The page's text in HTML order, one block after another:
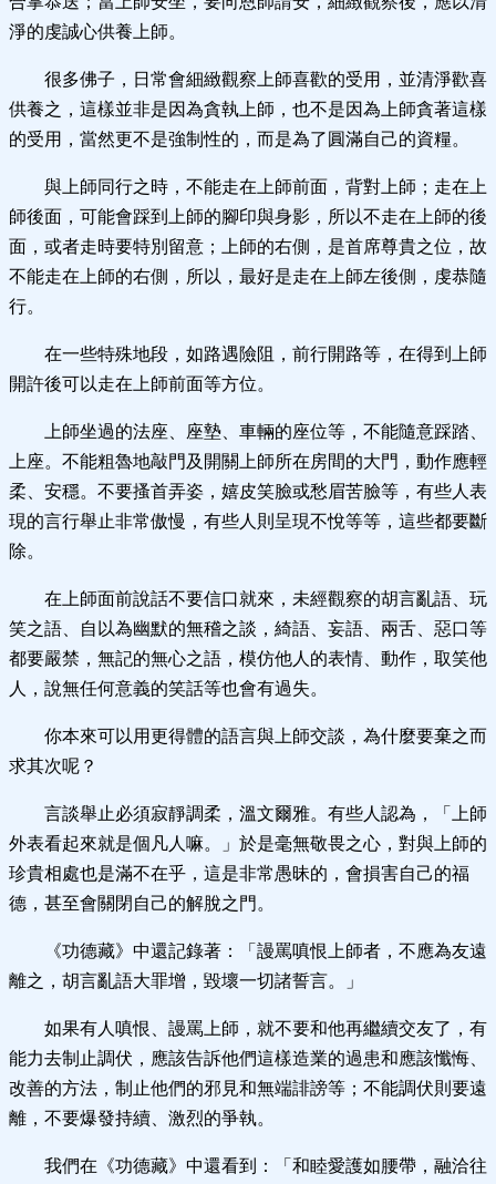
淨的虔誠心供養上師。
很多佛子，日常會細緻觀察上師喜歡的受用，並清淨歡喜
供養之，這樣並非是因為貪執上師，也不是因為上師貪著這樣
的受用，當然更不是強制性的，而是為了圓滿自己的資糧。
與上師同行之時，不能走在上師前面，背對上師；走在上
師後面，可能會踩到上師的腳印與身影，所以不走在上師的後
面，或者走時要特別留意；上師的右側，是首席尊貴之位，故
不能走在上師的右側，所以，最好是走在上師左後側，虔恭隨
行。
在一些特殊地段，如路遇險阻，前行開路等，在得到上師
開許後可以走在上師前面等方位。
上師坐過的法座、座墊、車輛的座位等，不能隨意踩踏、
上座。不能粗魯地敲門及開關上師所在房間的大門，動作應輕
柔、安穩。不要搔首弄姿，嬉皮笑臉或愁眉苦臉等，有些人表
現的言行舉止非常傲慢，有些人則呈現不悅等等，這些都要斷
除。
在上師面前說話不要信口就來，未經觀察的胡言亂語、玩
笑之語、自以為幽默的無稽之談，綺語、妄語、兩舌、惡口等
都要嚴禁，無記的無心之語，模仿他人的表情、動作，取笑他
人，說無任何意義的笑話等也會有過失。
你本來可以用更得體的語言與上師交談，為什麼要棄之而
求其次呢？
言談舉止必須寂靜調柔，溫文爾雅。有些人認為，「上師
外表看起來就是個凡人嘛。」於是毫無敬畏之心，對與上師的
珍貴相處也是滿不在乎，這是非常愚昧的，會損害自己的福
德，甚至會關閉自己的解脫之門。
《功德藏》中還記錄著：「謾罵嗔恨上師者，不應為友遠
離之，胡言亂語大罪增，毀壞一切諸誓言。」
如果有人嗔恨、謾罵上師，就不要和他再繼續交友了，有
能力去制止調伏，應該告訴他們這樣造業的過患和應該懺悔、
改善的方法，制止他們的邪見和無端誹謗等；不能調伏則要遠
離，不要爆發持續、激烈的爭執。
我們在《功德藏》中還看到：「和睦愛護如腰帶，融洽往